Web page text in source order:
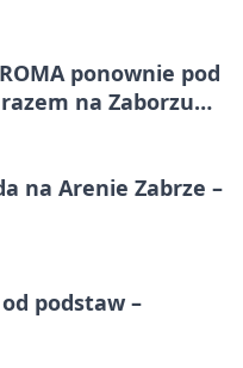
ponownie pod
na Zaborzu
na Arenie Zabrze –
podstaw –